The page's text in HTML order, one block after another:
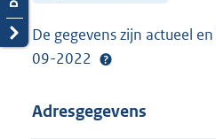
De gegevens zijn actueel
09-2022
Adresgegevens